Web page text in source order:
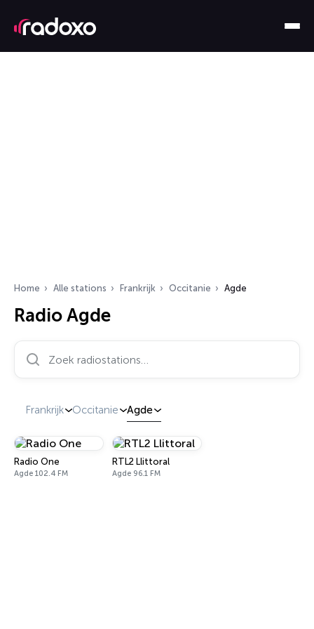
Home Alle stations Frankrijk Occitanie Agde
Radio Agde
Zoek radiostations…
Frankrijk Occitanie Agde
Radio One
Agde 102.4 FM
RTL2 Llittoral
Agde 96.1 FM